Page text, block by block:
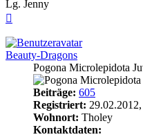
Lg. Jenny
Beauty-Dragons
Pogona Microlepidota
Beiträge: 605
Registriert:
Wohnort: Tholey
Kontaktdaten: